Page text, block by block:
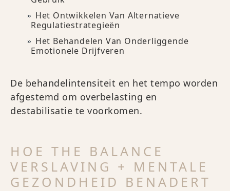
Het Ontwikkelen Van Alternatieve
Regulatiestrategieën
Het Behandelen Van Onderliggende
Emotionele Drijfveren
De behandelintensiteit en het tempo worden
afgestemd om overbelasting en
destabilisatie te voorkomen.
HOE THE BALANCE
VERSLAVING + MENTALE
GEZONDHEID BENADERT